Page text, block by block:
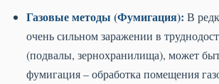
Газовые методы (Фумигация): В
очень сильном заражении в
(подвалы, зернохранилища), может
фумигация – обработка помещения